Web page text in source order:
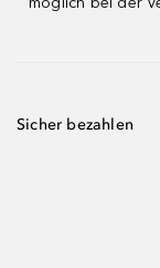
Sicher bezahlen